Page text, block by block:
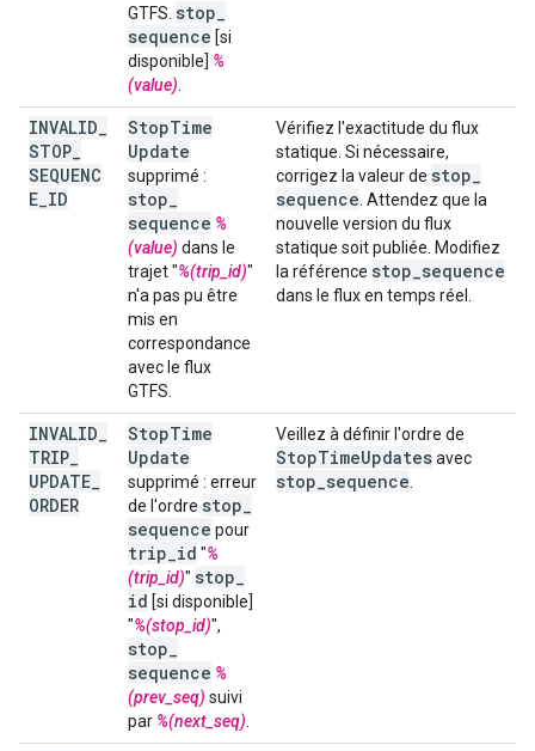
GTFS. stop
sequence [si
disponible] %
(value)
INVALID
STOP
SEQUENC
E ID
StopTime
Update
supprimé :
stop
sequence %
(value) dans le
trajet "%(trip_id)"
n'a pas pu être
mis en
correspondance
avec le flux
GTFS.
Vérifiez l'exactitude du flux
statique. Si nécessaire,
corrigez la valeur de stop
sequence . Attendez que la
nouvelle version du flux
statique soit publiée. Modifiez
la référence stop sequence
dans le flux en temps réel.
INVALID
TRIP
UPDATE
ORDER
StopTime
Update
supprimé : erreur
de l'ordre stop
sequence pour
trip id "%
(trip_id)" stop
id [si disponible]
"%(stop_id)",
stop
sequence %
(prev_seq) suivi
par %(next_seq)
Veillez à définir l'ordre de
StopTimeUpdatesavec
stop sequence